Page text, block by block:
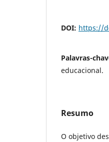
DOI: https://
Palavras-
educacional.
Resumo
O objetivo